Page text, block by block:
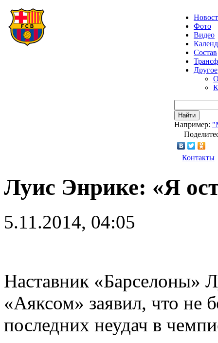
Фото
Видео
Состав
Другое
Найти
Например:
Контакты
Луис Энрике: «Я
5.11.2014, 04:05
Наставник «Барселоны»
«Аяксом» заявил, что не
последних неудач в